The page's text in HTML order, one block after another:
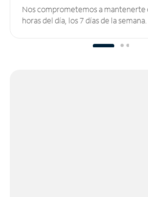
Nos comprometemos a mantenerte
horas del día, los 7 días de la semana.